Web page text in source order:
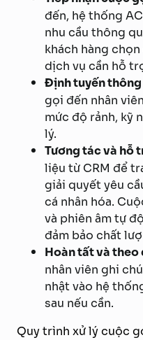
đến, hệ thống
nhu cầu thông
khách hàng
dịch vụ cần hỗ
Định tuyến
gọi đến nhân
mức độ rảnh, kỹ
lý.
Tương tác và hỗ
liệu từ CRM để
giải quyết yêu
cá nhân hóa.
và phiên âm tự
đảm bảo chất
Hoàn tất và theo
nhân viên ghi
nhật vào hệ
sau nếu cần.
Quy trình xử lý cuộc